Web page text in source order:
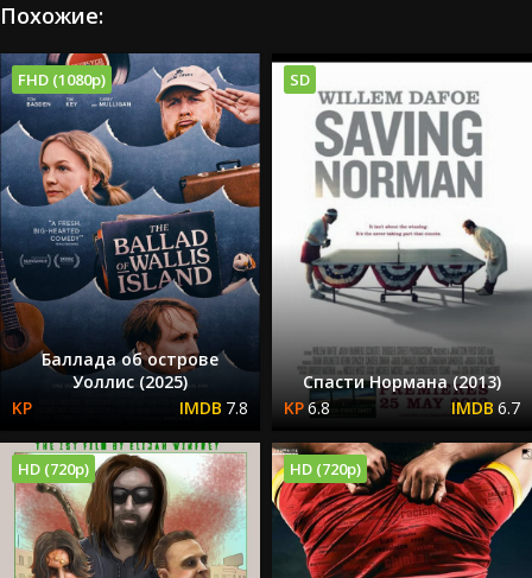
Похожие:
FHD (1080p)
Баллада об острове
Уоллис (2025)
7.8
SD
Спасти Нормана (2013)
6.8
6.7
HD (720p) HD (720p)